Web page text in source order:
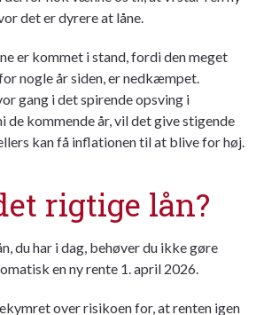
det er dyrere at låne.
er kommet i stand, fordi den meget
nogle år siden, er nedkæmpet.
gang i det spirende opsving i
kommende år, vil det give stigende
kan få inflationen til at blive for høj.
rigtige lån?
du har i dag, behøver du ikke gøre
en ny rente 1. april 2026.
over risikoen for, at renten igen